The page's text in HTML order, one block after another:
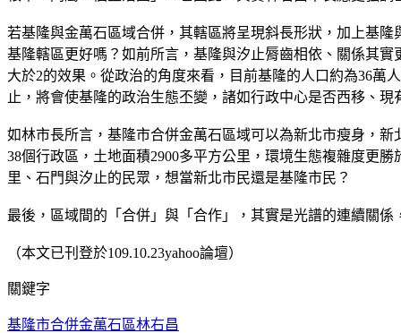
若基隆與金萬石區域合併，其轄區將呈現斜長形狀，加上基
基隆轄區更好嗎？如前所言，基隆與汐止脣齒相依、關係其
大於2的效果。從政治的角度來看，目前基隆的人口約為36萬
止，將會使基隆的政治生態丕變，諸如行政中心是否西移、
如林市長所言，基隆市合併金萬石區域可以為新北市瘦身，
38個行政區，土地面積2900多平方公里，環境生態複雜度更
里、石門與汐止的民眾，想當新北市民還是基隆市民？
最後，區域間的「合併」與「合作」，其實是光譜的連續關
（本文已刊登於109.10.23yahoo論壇）
關鍵字
基隆市合併金萬石區林右昌